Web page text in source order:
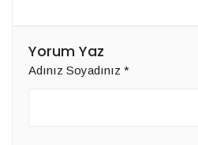
Yorum Yaz
Adınız Soyadınız *